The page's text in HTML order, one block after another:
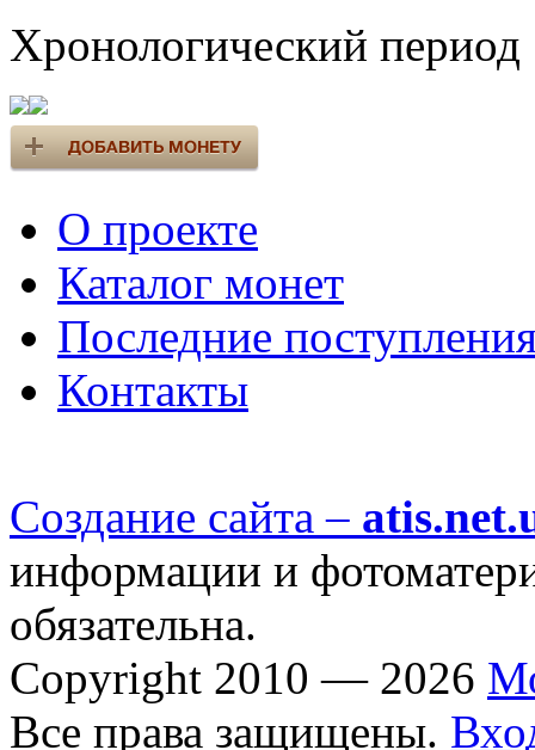
Хронологический период
О проекте
Каталог монет
Последние
Контакты
Создание сайта –
информации и
обязательна.
Copyright 2010 — 2026
Все права защищены.